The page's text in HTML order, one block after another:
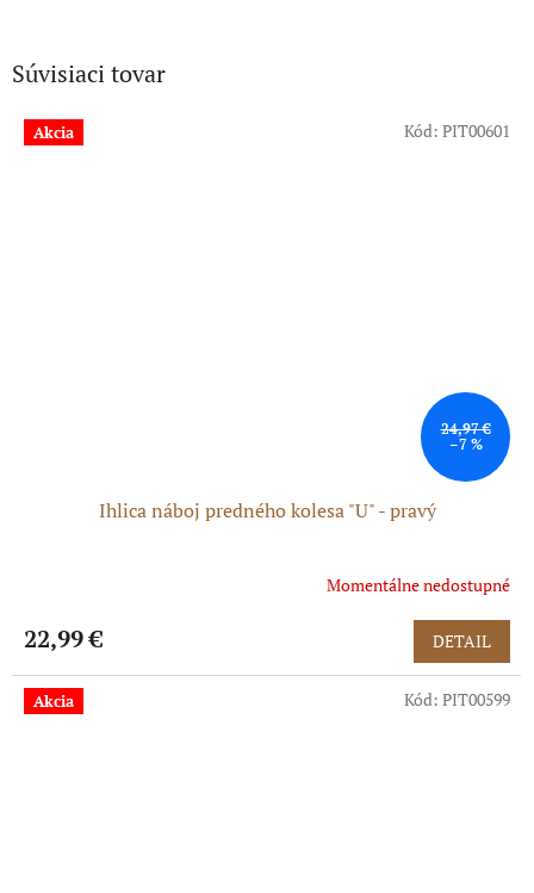
Súvisiaci tovar
Akcia
24,97 €
–7 %
Ihlica náboj predného kolesa "U" - pravý
produktu
5,0
Momentálne nedostupné
22,99 € DETAIL
Kód: PIT00601
Akcia Kód: PIT00599